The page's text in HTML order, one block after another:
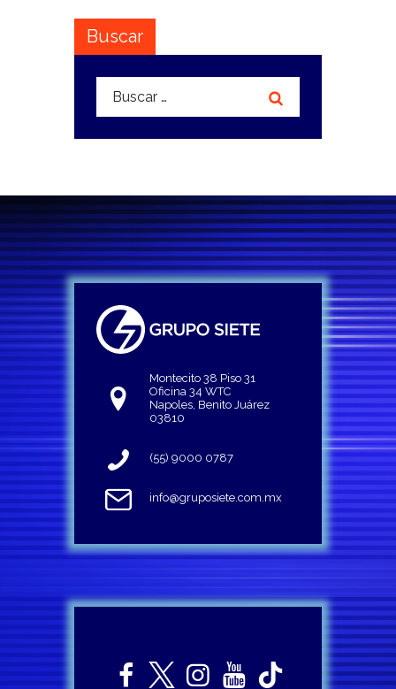
Buscar
Buscar:
Montecito 38 Piso 31
Oficina 34 WTC
Napoles, Benito Juárez
03810
(55) 9000 0787
info@gruposiete.com.mx